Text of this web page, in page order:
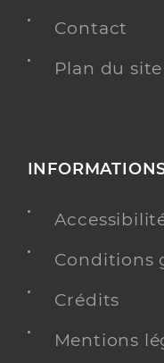
Contact
Plan du site
Conditions
Crédits
Mentions